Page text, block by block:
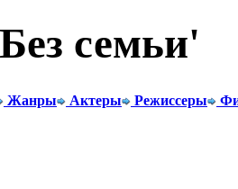
семьи'
Жанры Актеры Режиссеры